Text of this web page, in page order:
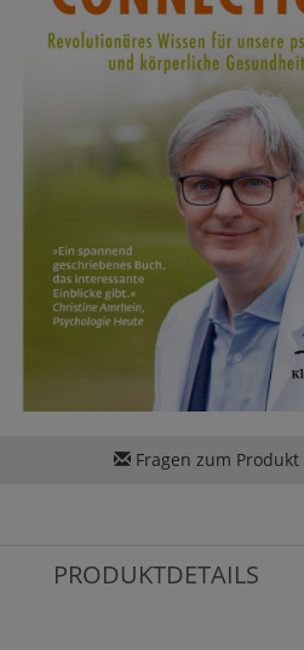
Fragen zum Produkt
PRODUKTDETAILS